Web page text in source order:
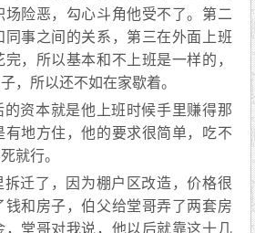
场险恶，勾心斗角他受不了。第二
同事之间的关系，第三在外面上班
，所以基本和不上班是一样的，
，所以还不如在家歇着。
的资本就是他上班时候手里赚得那
有地方住，他的要求很简单，吃不
就行。
拆迁了，因为棚户区改造，价格很
钱和房子，伯父给堂哥弄了两套房
，堂哥对我说，他以后就靠这十几